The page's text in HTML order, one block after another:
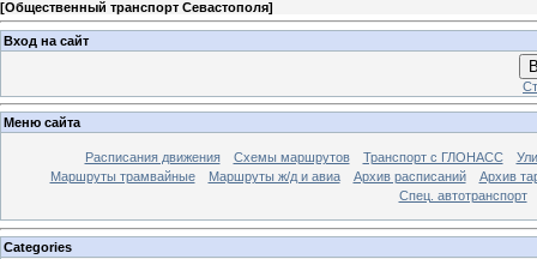
[Общественный транспорт Севастополя]
Вход на сайт
Меню сайта
Расписания движения Схемы маршрутов Транспорт с ГЛОНАСС
Маршруты трамвайные
Маршруты ж/д и авиа Архив расписаний
Архив
Спец. автотранспорт
Categories